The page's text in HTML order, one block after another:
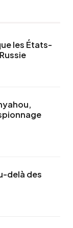
les États-
delà des